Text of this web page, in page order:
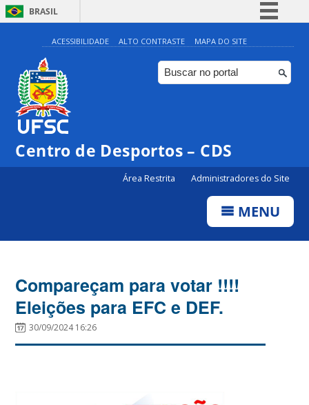
BRASIL
Simplifique!
Comunica BR
Participe
Canais
ACESSIBILIDADE ALTO CONTRASTE MAPA DO SITE
Centro de Desportos – CDS
Área Restrita Administradores do Site
MENU
Compareçam para votar !!!!
Eleições para EFC e DEF.
30/09/2024 16:26